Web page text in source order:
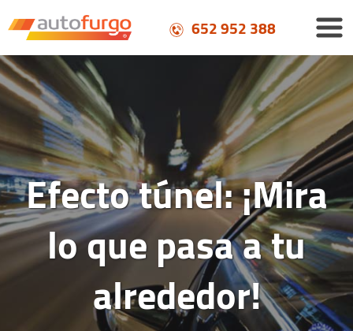
652 952 388
Efecto túnel: ¡Mira
lo que pasa a tu
alrededor!